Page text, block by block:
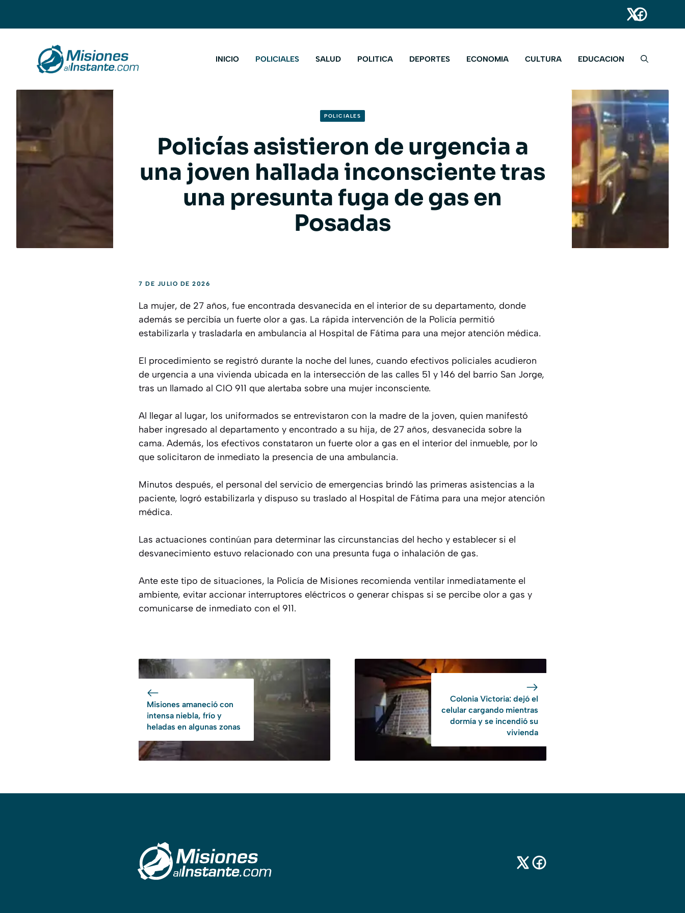
INICIO POLICIALES SALUD POLITICA DEPORTES ECONOMIA CULTURA EDUCACION
POLICIALES
Policías asistieron de urgencia a
una joven hallada inconsciente tras
una presunta fuga de gas en
Posadas
7 DE JULIO DE 2026
La mujer, de 27 años, fue encontrada desvanecida en el interior de su departamento, donde
además se percibía un fuerte olor a gas. La rápida intervención de la Policía permitió
estabilizarla y trasladarla en ambulancia al Hospital de Fátima para una mejor atención médica.
El procedimiento se registró durante la noche del lunes, cuando efectivos policiales acudieron
de urgencia a una vivienda ubicada en la intersección de las calles 51 y 146 del barrio San Jorge,
tras un llamado al CIO 911 que alertaba sobre una mujer inconsciente.
Al llegar al lugar, los uniformados se entrevistaron con la madre de la joven, quien manifestó
haber ingresado al departamento y encontrado a su hija, de 27 años, desvanecida sobre la
cama. Además, los efectivos constataron un fuerte olor a gas en el interior del inmueble, por lo
que solicitaron de inmediato la presencia de una ambulancia.
Minutos después, el personal del servicio de emergencias brindó las primeras asistencias a la
paciente, logró estabilizarla y dispuso su traslado al Hospital de Fátima para una mejor atención
médica.
Las actuaciones continúan para determinar las circunstancias del hecho y establecer si el
desvanecimiento estuvo relacionado con una presunta fuga o inhalación de gas.
Ante este tipo de situaciones, la Policía de Misiones recomienda ventilar inmediatamente el
ambiente, evitar accionar interruptores eléctricos o generar chispas si se percibe olor a gas y
comunicarse de inmediato con el 911.
Misiones amaneció con
intensa niebla, frío y
heladas en algunas zonas
Colonia Victoria: dejó el
celular cargando mientras
dormía y se incendió su
vivienda